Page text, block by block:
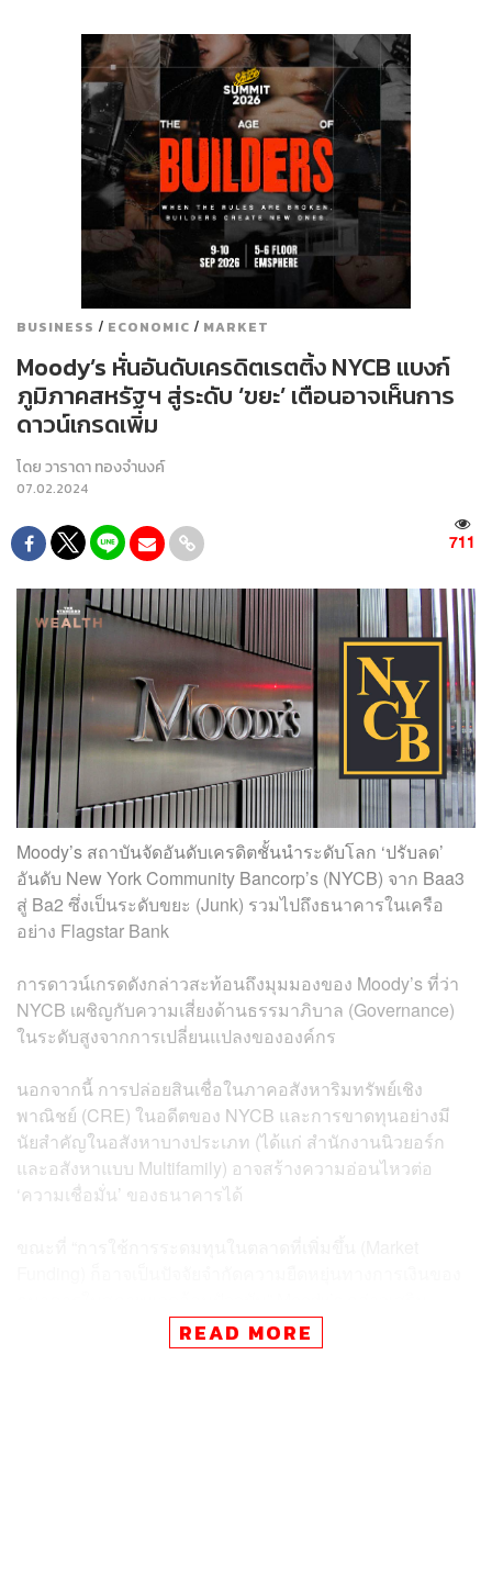
BUSINESS / ECONOMIC / MARKET
Moody’s หั่นอันดับเครดิตเรตติ้ง NYCB แบงก์
ภูมิภาคสหรัฐฯ สู่ระดับ ‘ขยะ’ เตือนอาจเห็นการ
ดาวน์เกรดเพิ่ม
โดยวาราดา ทองจำนงค์
07.02.2024
711
Moody’s สถาบันจัดอันดับเครดิตชั้นนำระดับโลก ‘ปรับลด’
อันดับ New York Community Bancorp’s (NYCB) จาก Baa3
สู่ Ba2 ซึ่งเป็นระดับขยะ (Junk) รวมไปถึงธนาคารในเครือ
อย่าง Flagstar Bank
การดาวน์เกรดดังกล่าวสะท้อนถึงมุมมองของ Moody’s ที่ว่า
NYCB เผชิญกับความเสี่ยงด้านธรรมาภิบาล (Governance)
ในระดับสูงจากการเปลี่ยนแปลงขององค์กร
นอกจากนี้ การปล่อยสินเชื่อในภาคอสังหาริมทรัพย์เชิง
พาณิชย์ (CRE) ในอดีตของ NYCB และการขาดทุนอย่างมี
นัยสำคัญในอสังหาบางประเภท (ได้แก่ สำนักงานนิวยอร์ก
และอสังหาแบบ Multifamily) อาจสร้างความอ่อนไหวต่อ
‘ความเชื่อมั่น’ ของธนาคารได้
ย้อนกลับไปเมื่อสิ้นเดือนที่ผ่านมา หุ้นธนาคาร NYCB ร่วงถึง
READ MORE